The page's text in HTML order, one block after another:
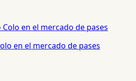
en el mercado de pases